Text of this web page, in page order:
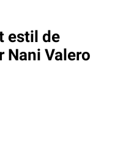
estil de
Nani Valero